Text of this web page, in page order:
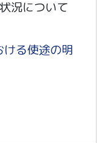
況について
る使途の明